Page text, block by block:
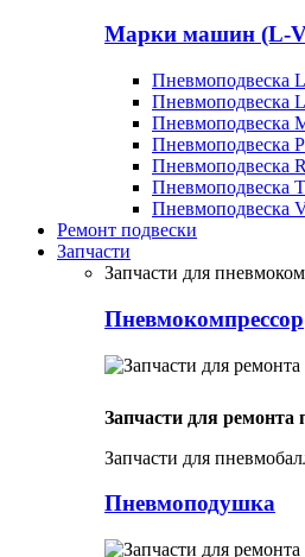
Марки машин (L-
Пневмоподвеска
Пневмоподвеска
Пневмоподвеска
Пневмоподвеска
Пневмоподвеска
Пневмоподвеска
Пневмоподвеска
Ремонт подвески
Запчасти
Запчасти для
Пневмокомпрессор
Запчасти для ремонта
Запчасти для
Пневмоподушка